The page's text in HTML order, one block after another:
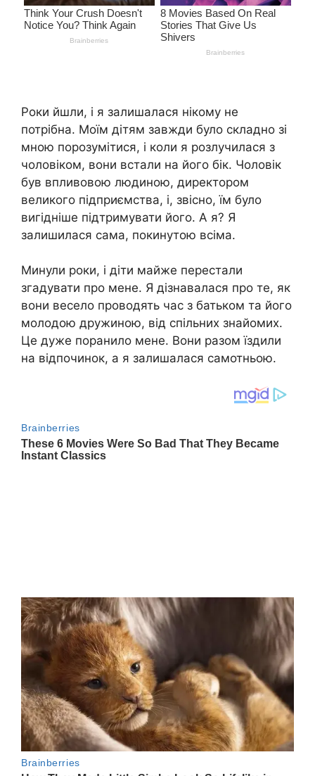
Роки йшли, і я залишалася нікому не
потрібна. Моїм дітям завжди було складно зі
мною порозумітися, і коли я розлучилася з
чоловіком, вони встали на його бік. Чоловік
був впливовою людиною, директором
великого підприємства, і, звісно, їм було
вигідніше підтримувати його. А я? Я
залишилася сама, покинутою всіма.
Минули роки, і діти майже перестали
згадувати про мене. Я дізнавалася про те, як
вони весело проводять час з батьком та його
молодою дружиною, від спільних знайомих.
Це дуже поранило мене. Вони разом їздили
на відпочинок, а я залишалася самотньою.